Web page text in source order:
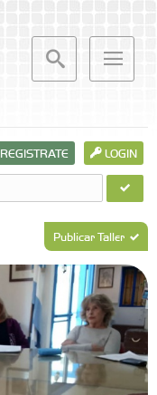
LOGIN
REGISTRATE
Publicar Taller